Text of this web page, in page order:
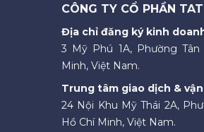
CÔNG TY CỔ PHẦN
Địa chỉ đăng ký kinh
3 Mỹ Phú 1A, Phường
Minh, Việt Nam.
Trung tâm giao dịch &
24 Nội Khu Mỹ Thái 2A,
Hồ Chí Minh, Việt Nam.